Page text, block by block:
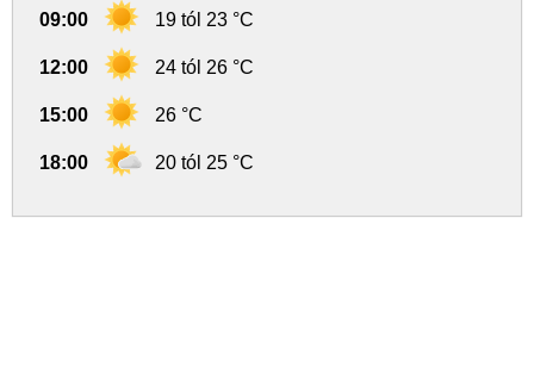
09:00 19 tól 23 °C
12:00 24 tól 26 °C
15:00 26 °C
18:00 20 tól 25 °C